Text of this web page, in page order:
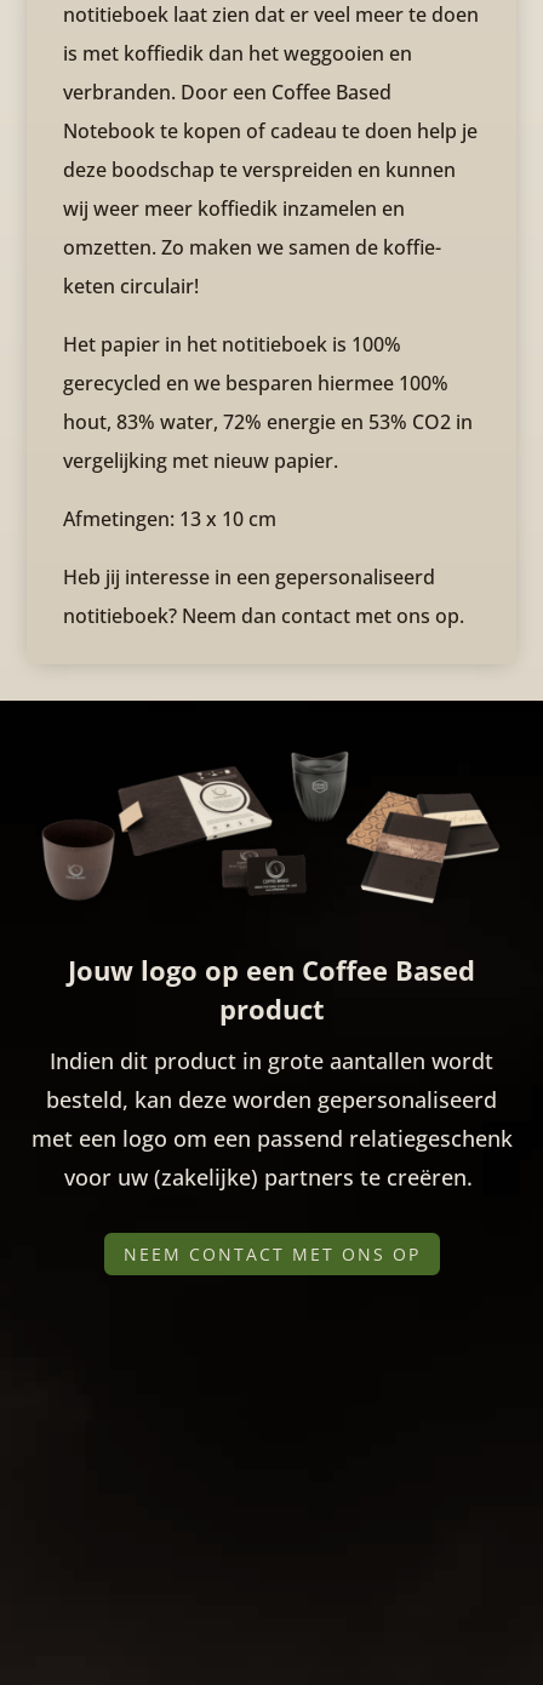
notitieboek laat zien dat er veel meer te doen
is met koffiedik dan het weggooien en
verbranden. Door een Coffee Based
Notebook te kopen of cadeau te doen help je
deze boodschap te verspreiden en kunnen
wij weer meer koffiedik inzamelen en
omzetten. Zo maken we samen de koffie-
keten circulair!
Het papier in het notitieboek is 100%
gerecycled en we besparen hiermee 100%
hout, 83% water, 72% energie en 53% CO2 in
vergelijking met nieuw papier.
Afmetingen: 13 x 10 cm
Heb jij interesse in een gepersonaliseerd
notitieboek? Neem dan contact met ons op.
Jouw logo op een Coffee Based
product
Indien dit product in grote aantallen wordt
besteld, kan deze worden gepersonaliseerd
met een logo om een passend relatiegeschenk
voor uw (zakelijke) partners te creëren.
NEEM CONTACT MET ONS OP